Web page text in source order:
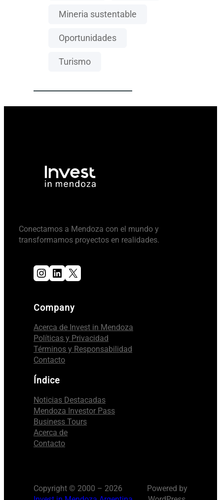
Mineria sustentable
Oportunidades
Turismo
Conectamos a Mendoza con el mundo y
transformamos proyectos en realidades.
Instagram LinkedIn X
Company
Acerca de Invest in Mendoza
Políticas y Privacidad
Términos y Responsabilidad
Contacto
Índice
Noticias Destacadas
Mendoza Investor Pass
Business Tours
Acerca de
Contacto
Copyright © 2000 – 2026
Powered by